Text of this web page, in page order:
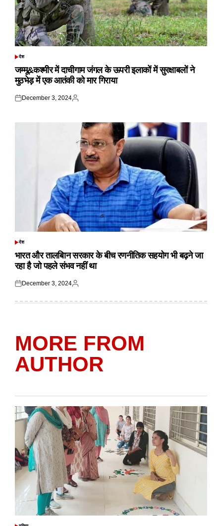
POSTED
देश
जम्मू&कश्मीर में दाचीगाम जंगल के ऊपरी इलाकों में सुरक्षाबलों ने
मुठभेड़ में एक आतंकी को मार गिराया
Posted
December 3, 2024
Posted
POSTED
देश
भारत और तालबिान सरकार के बीच रणनीतिक सहयोग भी बढ़ने जा
रहा है जो पहले संभव नहीं था
Posted
December 3, 2024
Posted
MORE FROM
AUTHOR